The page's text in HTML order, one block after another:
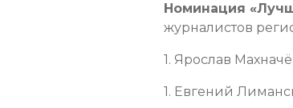
Номинация
журналистов
1. Ярослав
1. Евгений